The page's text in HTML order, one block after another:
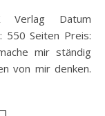
550 Seiten Preis:
mir ständig
von mir denken.